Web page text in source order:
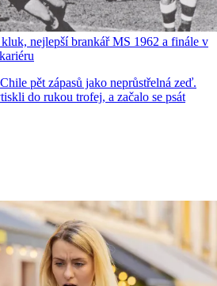
nejlepší brankář MS 1962 a finále v
pět zápasů jako neprůstřelná zeď.
do rukou trofej, a začalo se psát